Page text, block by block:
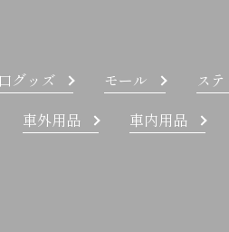
グッズ モール
ス
車外用品 車内用品